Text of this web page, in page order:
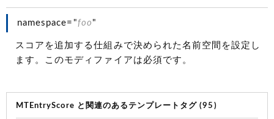
namespace="foo "
スコアを追加する仕組みで決められた名前空間を設定し
ます。このモディファイアは必須です。
MTEntryScore と関連のあるテンプレートタグ (95)